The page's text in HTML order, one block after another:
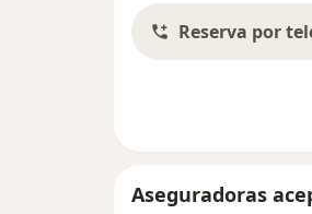
Reserva por
Aseguradoras